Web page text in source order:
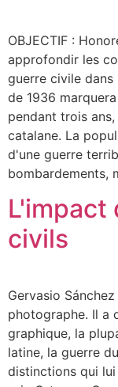
OBJECTIF :
approfondir les
guerre civile
de 1936
pendant trois
catalane. La
d'une guerre
bombardements,
L'impact
civils
Gervasio
photographe. Il a
graphique, la
latine, la guerre
distinctions qui